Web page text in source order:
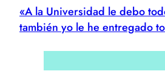
«A la Universidad le debo
también yo le he entregado